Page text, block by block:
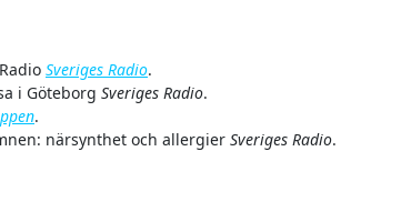
Sveriges Radio.
i Göteborg Sveriges Radio.
.
närsynthet och allergier Sveriges Radio.